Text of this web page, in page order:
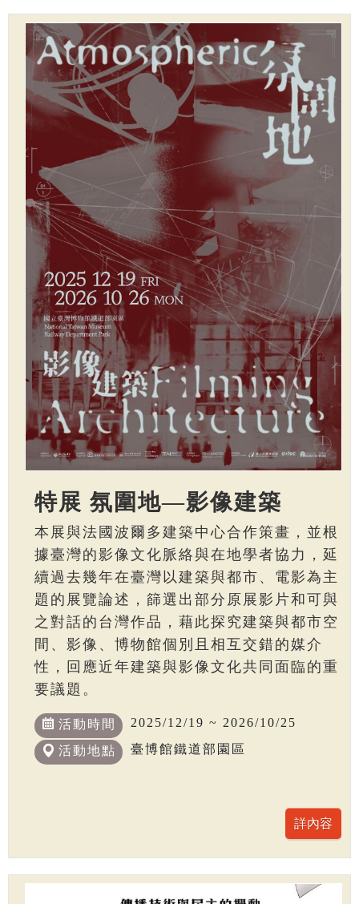
特展 氛圍地—影像建築
本展與法國波爾多建築中心合作策畫，並根
據臺灣的影像文化脈絡與在地學者協力，延
續過去幾年在臺灣以建築與都市、電影為主
題的展覽論述，篩選出部分原展影片和可與
之對話的台灣作品，藉此探究建築與都市空
間、影像、博物館個別且相互交錯的媒介
性，回應近年建築與影像文化共同面臨的重
要議題。
活動時間 2025/12/19 ~ 2026/10/25
活動地點 臺博館鐵道部園區